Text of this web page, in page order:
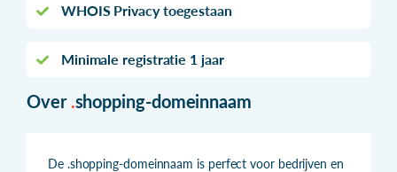
WHOIS Privacy toegestaan
Minimale registratie 1 jaar
Over .shopping-domeinnaam
De .shopping-domeinnaam is perfect voor bedrijven en